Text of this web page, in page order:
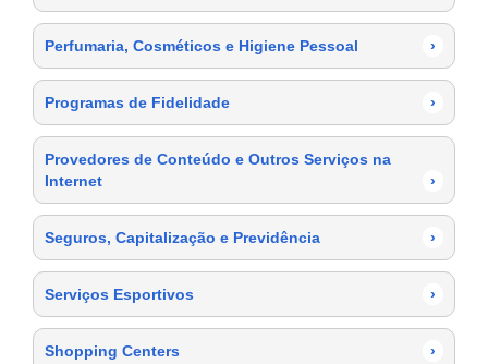
Perfumaria, Cosméticos e Higiene Pessoal ›
Programas de Fidelidade ›
Provedores de Conteúdo e Outros Serviços na
Internet
›
Seguros, Capitalização e Previdência ›
Serviços Esportivos ›
Shopping Centers ›